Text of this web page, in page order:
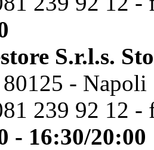
S.r.l.s.
- Napoli
239 92 12 -
- 16:30/20:00